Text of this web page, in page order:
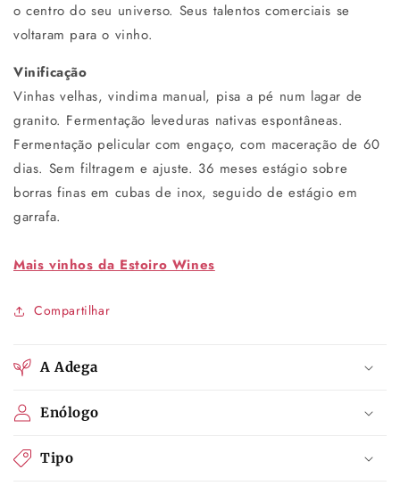
o centro do seu universo. Seus talentos comerciais se
voltaram para o vinho.
Vinificação
Vinhas velhas, vindima manual, pisa a pé num lagar de
granito. Fermentação leveduras nativas espontâneas.
Fermentação pelicular com engaço, com maceração de 60
dias. Sem filtragem e ajuste. 36 meses estágio sobre
borras finas em cubas de inox, seguido de estágio em
garrafa.
Mais vinhos da Estoiro Wines
Compartilhar
A Adega
Enólogo
Tipo